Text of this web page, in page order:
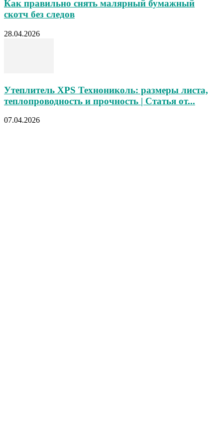
Как правильно снять малярный бумажный
скотч без следов
28.04.2026
Утеплитель XPS Технониколь: размеры листа,
теплопроводность и прочность | Статья от...
07.04.2026